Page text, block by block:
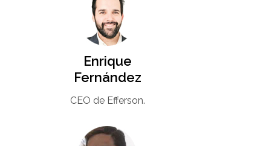
Enrique
Fernández
CEO de Efferson.